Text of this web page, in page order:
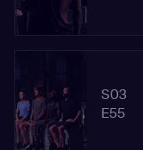
S03
E55